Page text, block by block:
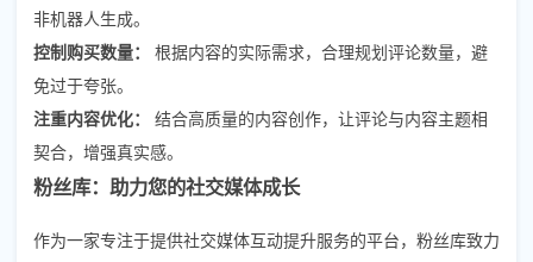
非机器人生成。
控制购买数量：
根据内容的实际需求，合理规划评论数量，避
免过于夸张。
注重内容优化：
结合高质量的内容创作，让评论与内容主题相
契合，增强真实感。
粉丝库：助力您的社交媒体成长
作为一家专注于提供社交媒体互动提升服务的平台，粉丝库致力